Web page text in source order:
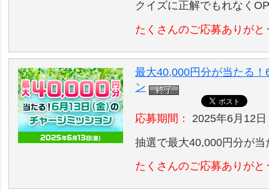
クイズに正解でもれなく
たくさんのご応募ありがと
最大40,000円分が当たる
ン
応募期間：
2025年6月12
抽選で最大40,000円分が
たくさんのご応募ありがと